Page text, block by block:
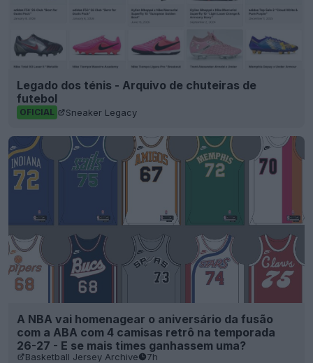
Legado dos ténis - Arquivo de chuteiras de
futebol
OFICIAL Sneaker Legacy
A NBA vai homenagear o aniversário da fusão
com a ABA com 4 camisas retrô na temporada
26-27 - E se mais times ganhassem uma?
Basketball Jersey Archive 7h